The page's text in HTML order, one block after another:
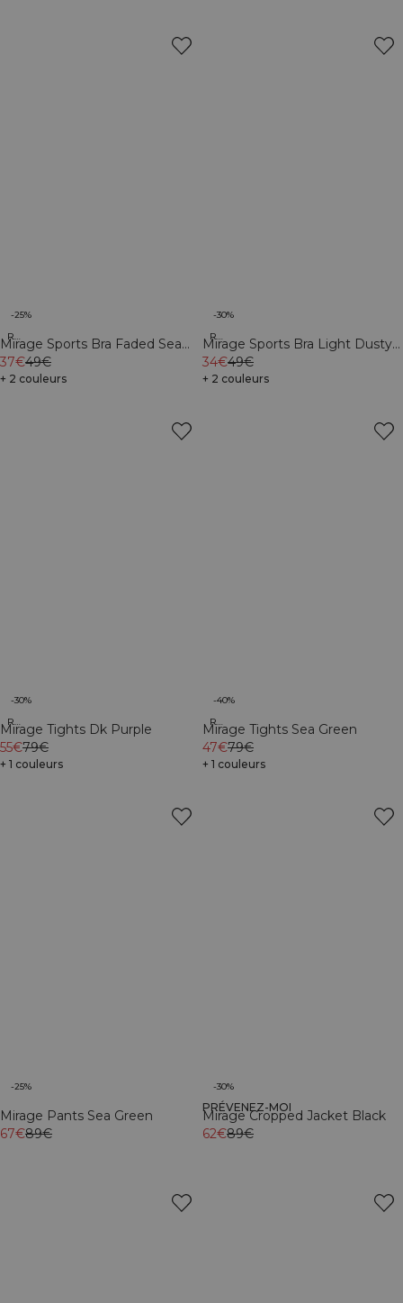
Recycled
-25%
Mirage Sports Bra Faded Sea
Green
37€49€
+ 2 couleurs
Recycled
-30%
Mirage Sports Bra Light Dusty
Purple
34€49€
+ 2 couleurs
Recycled
-30%
Mirage Tights Dk Purple
55€79€
+ 1 couleurs
Recycled
-40%
Mirage Tights Sea Green
47€79€
+ 1 couleurs
-25%
Mirage Pants Sea Green
67€89€
-30%
PRÉVENEZ-MOI
Mirage Cropped Jacket Black
62€89€